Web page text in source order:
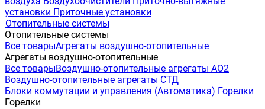
установки Приточные установки
Отопительные системы
Отопительные системы
Все товарыАгрегаты воздушно-отопительные
Агрегаты воздушно-отопительные
Все товарыВоздушно-отопительные агрегаты АО2
Воздушно-отопительные агрегаты СТД
Блоки коммутации и управления (Автоматика) Горелки
Горелки